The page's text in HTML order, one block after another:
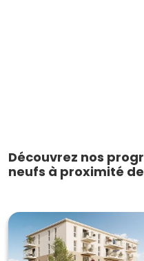
Découvrez nos
neufs à proximité